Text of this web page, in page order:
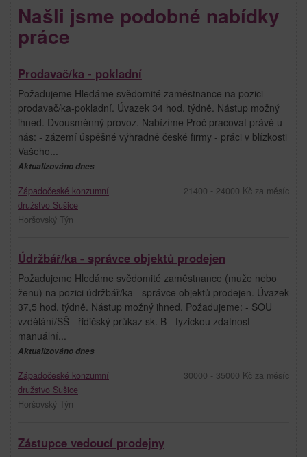
Našli jsme podobné nabídky
práce
Prodavač/ka - pokladní
Požadujeme Hledáme svědomité zaměstnance na pozici
prodavač/ka-pokladní. Úvazek 34 hod. týdně. Nástup možný
ihned. Dvousměnný provoz. Nabízíme Proč pracovat právě u
nás: - zázemí úspěšné výhradně české firmy - práci v blízkosti
Vašeho...
Aktualizováno dnes
Západočeské konzumní
družstvo Sušice
Horšovský Týn
21400 - 24000 Kč za měsíc
Údržbář/ka - správce objektů prodejen
Požadujeme Hledáme svědomité zaměstnance (muže nebo
ženu) na pozici údržbář/ka - správce objektů prodejen. Úvazek
37,5 hod. týdně. Nástup možný ihned. Požadujeme: - SOU
vzdělání/SŠ - řidičský průkaz sk. B - fyzickou zdatnost -
manuální...
Aktualizováno dnes
Západočeské konzumní
družstvo Sušice
Horšovský Týn
30000 - 35000 Kč za měsíc
Zástupce vedoucí prodejny